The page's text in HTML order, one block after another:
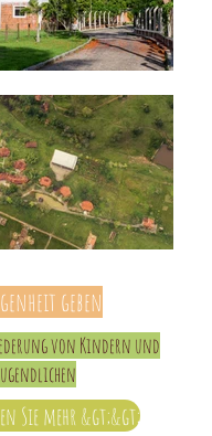
geben
von Kindern und
Sie mehr &gt;&gt;